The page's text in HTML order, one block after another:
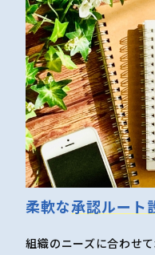
柔軟な承認ルート
組織のニーズに合わせ